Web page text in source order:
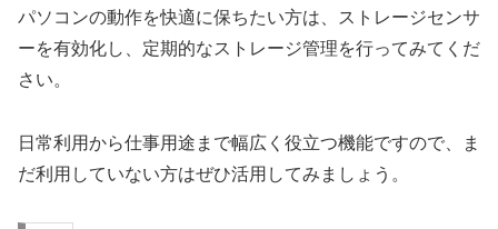
パソコンの動作を快適に保ちたい方は、ストレージセンサ
ーを有効化し、定期的なストレージ管理を行ってみてくだ
さい。
日常利用から仕事用途まで幅広く役立つ機能ですので、ま
だ利用していない方はぜひ活用してみましょう。